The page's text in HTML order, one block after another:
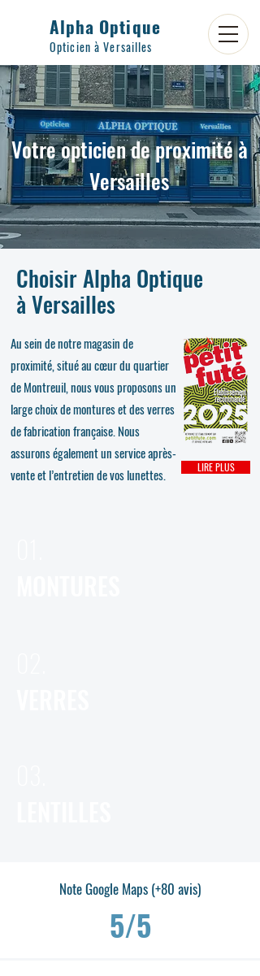
Alpha Optique
Opticien à Versailles
Votre opticien de proximité à
Versailles
Choisir Alpha Optique
à Versailles
Au sein de notre magasin de
proximité, situé au cœur du quartier
de Montreuil, nous vous proposons un
large choix de montures et des verres
de fabrication française. Nous
assurons également un service après-
vente et l’entretien de vos lunettes.
LIRE PLUS
Note Google Maps (+80 avis)
5/5